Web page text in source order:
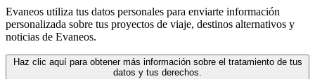
Evaneos utiliza tus datos personales para enviarte información
personalizada sobre tus proyectos de viaje, destinos alternativos y
noticias de Evaneos.
Haz clic aquí para obtener más información sobre el tratamiento de tus
datos y tus derechos.